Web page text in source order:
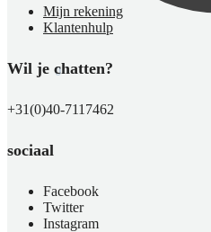
€0,00 0
Mijn rekening
Klantenhulp
Wil je chatten?
+31(0)40-7117462
sociaal
Facebook
Twitter
Instagram